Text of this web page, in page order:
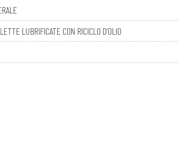
LUBRIFICATE CON RICICLO D’OLIO